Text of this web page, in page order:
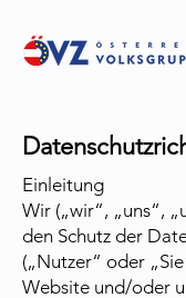
Einleitung
Wir („wir“, „uns“,
den Schutz der
(„Nutzer“ oder
Website und/oder